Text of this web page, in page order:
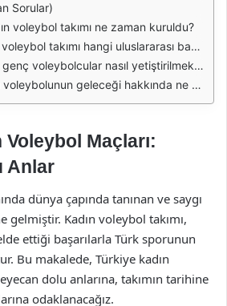
Sorular)
voleybol takımı ne zaman kuruldu?
takımı hangi uluslararası başarıları elde etmiştir?
voleybolcular nasıl yetiştirilmektedir?
geleceği hakkında ne düşünülmektedir?
Maçları:
Anlar
dünya çapında tanınan ve saygı
Kadın voleybol takımı,
ettiği başarılarla Türk sporunun
Bu makalede, Türkiye kadın
dolu anlarına, takımın tarihine
odaklanacağız.